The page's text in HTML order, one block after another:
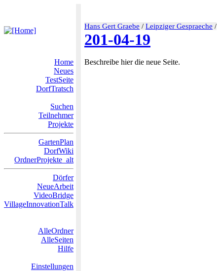
Hans Gert Graebe / Leipziger Gespraeche /
201-04-19
Home
Neues
TestSeite
DorfTratsch
Suchen
Teilnehmer
Projekte
GartenPlan
DorfWiki
OrdnerProjekte_alt
Dörfer
NeueArbeit
VideoBridge
VillageInnovationTalk
AlleOrdner
AlleSeiten
Hilfe
Einstellungen
Beschreibe hier die neue Seite.